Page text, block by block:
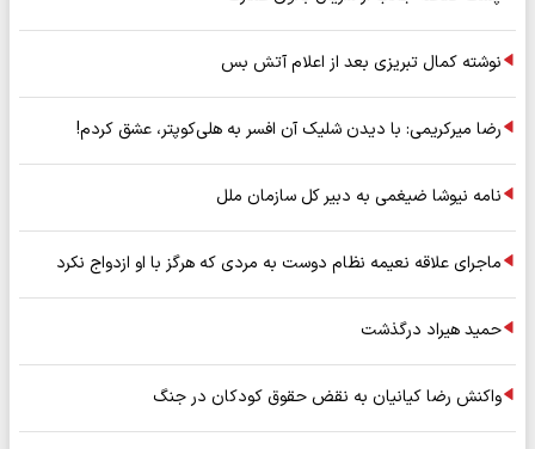
نوشته کمال تبریزی بعد از اعلام آتش بس
رضا میرکریمی: با دیدن شلیک آن افسر به هلی‌کوپتر، عشق کردم!
نامه نیوشا ضیغمی به دبیر کل سازمان ملل
ماجرای علاقه نعیمه نظام دوست به مردی که هرگز با او ازدواج نکرد
حمید هیراد درگذشت
واکنش رضا کیانیان به نقض حقوق کودکان در جنگ